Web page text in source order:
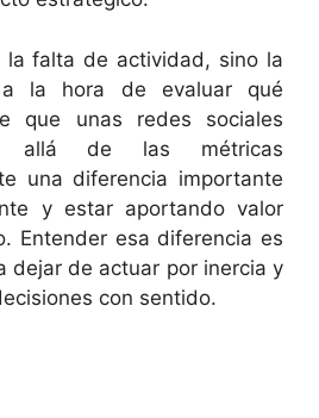
la falta de actividad, sino la
la hora de evaluar qué
que unas redes sociales
allá de las métricas
una diferencia importante
y estar aportando valor
Entender esa diferencia es
dejar de actuar por inercia y
con sentido.